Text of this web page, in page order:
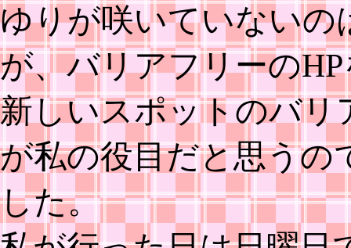
ゆりが咲いていないの
が、バリアフリーの
新しいスポットのバ
が私の役目だと思うの
した。